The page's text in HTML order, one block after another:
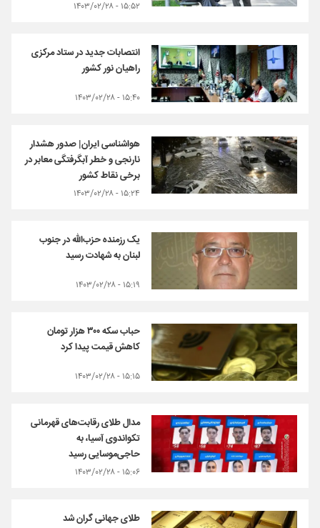
۱۵:۵۲ - ۱۴۰۳/۰۲/۲۸
انتصابات جدید در ستاد مرکزی
راهیان نور کشور
۱۵:۴۰ - ۱۴۰۳/۰۲/۲۸
هواشناسی ایران| صدور هشدار
نارنجی و خطر آبگرفتگی معابر در
برخی نقاط کشور
۱۵:۲۴ - ۱۴۰۳/۰۲/۲۸
یک رزمنده حزب‌الله در جنوب
لبنان به شهادت رسید
۱۵:۱۹ - ۱۴۰۳/۰۲/۲۸
حباب سکه ۳۰۰ هزار تومان
کاهش قیمت پیدا کرد
۱۵:۱۵ - ۱۴۰۳/۰۲/۲۸
مدال طلای رقابت‌های قهرمانی
تکواندوی آسیا، به
حاجی‌موسایی رسید
۱۵:۰۶ - ۱۴۰۳/۰۲/۲۸
طلای جهانی گران شد